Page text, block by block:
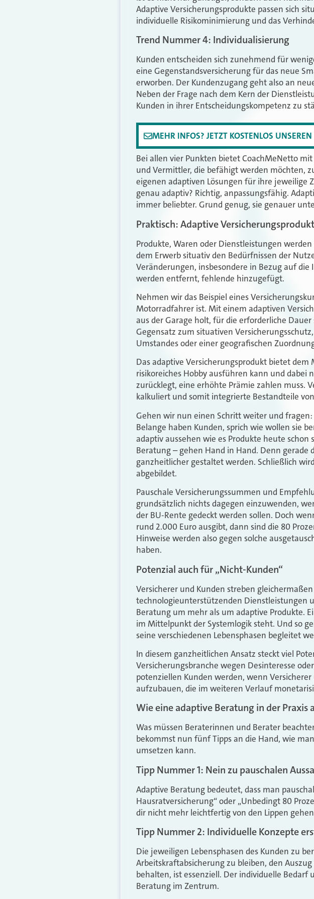
Adaptive Versicherungsprodukte passen sich
individuelle Risikominimierung und das
Trend Nummer 4: Individualisierung
Kunden entscheiden sich zunehmend für
eine Gegenstandsversicherung für das neue
erworben. Der Kundenzugang geht also an
Neben der Frage nach dem Kern der
Kunden in ihrer Entscheidungskompetenz zu
MEHR INFOS? JETZT KOSTENLOS
Bei allen vier Punkten bietet CoachMeNetto
und Vermittler, die befähigt werden möchten,
eigenen adaptiven Lösungen für ihre jeweilige
genau adaptiv? Richtig, anpassungsfähig.
immer beliebter. Grund genug, sie genauer
Praktisch: Adaptive
Produkte, Waren oder Dienstleistungen
dem Erwerb situativ den Bedürfnissen der
Veränderungen, insbesondere in Bezug auf
werden entfernt, fehlende hinzugefügt.
Nehmen wir das Beispiel eines
Motorradfahrer ist. Mit einem adaptiven
aus der Garage holt, für die erforderliche
Gegensatz zum situativen
Umstandes oder einer geografischen
Das adaptive Versicherungsprodukt bietet
risikoreiches Hobby ausführen kann und
zurücklegt, eine erhöhte Prämie zahlen muss.
kalkuliert und somit integrierte Bestandteile
Gehen wir nun einen Schritt weiter und
Belange haben Kunden, sprich wie wollen sie
adaptiv aussehen wie es Produkte heute
Beratung – gehen Hand in Hand. Denn
ganzheitlicher gestaltet werden. Schließlich
abgebildet.
Pauschale Versicherungssummen und
grundsätzlich nichts dagegen einzuwenden,
der BU-Rente gedeckt werden sollen. Doch
rund 2.000 Euro ausgibt, dann sind die 80
Hinweise werden also gegen solche
haben.
Potenzial auch für „Nicht-Kunden“
Versicherer und Kunden streben
technologieunterstützenden Dienstleistungen
Beratung um mehr als um adaptive Produkte.
im Mittelpunkt der Systemlogik steht. Und so
seine verschiedenen Lebensphasen begleitet
In diesem ganzheitlichen Ansatz steckt viel
Versicherungsbranche wegen Desinteresse
potenziellen Kunden werden, wenn
aufzubauen, die im weiteren Verlauf
Wie eine adaptive Beratung in der Praxis
Was müssen Beraterinnen und Berater
bekommst nun fünf Tipps an die Hand, wie
umsetzen kann.
Tipp Nummer 1: Nein zu pauschalen
Adaptive Beratung bedeutet, dass man
Hausratversicherung“ oder „Unbedingt 80
dir nicht mehr leichtfertig von den Lippen
Tipp Nummer 2: Individuelle Konzepte
Die jeweiligen Lebensphasen des Kunden zu
Arbeitskraftabsicherung zu bleiben, den
behalten, ist essenziell. Der individuelle Bedarf
Beratung im Zentrum.